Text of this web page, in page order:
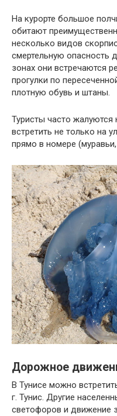
На курорте большое
обитают
несколько видов
смертельную опасность
зонах они встречаются
прогулки по
плотную обувь и штаны.
Туристы часто
встретить не только на
прямо в номере
Дорожное
В Тунисе можно
г. Тунис. Другие
светофоров и движение